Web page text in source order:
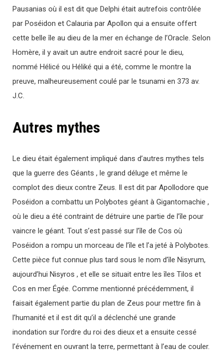
Pausanias où il est dit que Delphi était autrefois contrôlée
par Poséidon et Calauria par Apollon qui a ensuite offert
cette belle île au dieu de la mer en échange de l’Oracle. Selon
Homère, il y avait un autre endroit sacré pour le dieu,
nommé Hélicé ou Héliké qui a été, comme le montre la
preuve, malheureusement coulé par le tsunami en 373 av.
J.C.
Autres mythes
Le dieu était également impliqué dans d’autres mythes tels
que la guerre des Géants , le grand déluge et même le
complot des dieux contre Zeus. Il est dit par Apollodore que
Poséidon a combattu un Polybotes géant à Gigantomachie ,
où le dieu a été contraint de détruire une partie de l’île pour
vaincre le géant. Tout s’est passé sur l’île de Cos où
Poséidon a rompu un morceau de l’île et l’a jeté à Polybotes.
Cette pièce fut connue plus tard sous le nom d’île Nisyrum,
aujourd’hui Nisyros , et elle se situait entre les îles Tilos et
Cos en mer Égée. Comme mentionné précédemment, il
faisait également partie du plan de Zeus pour mettre fin à
l’humanité et il est dit qu’il a déclenché une grande
inondation sur l’ordre du roi des dieux et a ensuite cessé
l’événement en ouvrant la terre, permettant à l’eau de couler.